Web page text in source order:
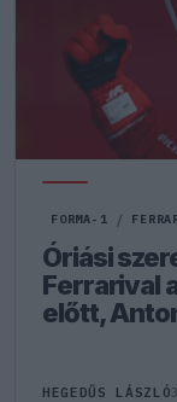
FORMA-1 /
Óriási
Ferrarival
előtt,
HEGEDŰS LÁSZLÓ